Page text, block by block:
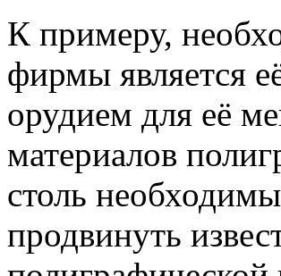
К примеру,
фирмы является
орудием для её
материалов
столь
продвинуть